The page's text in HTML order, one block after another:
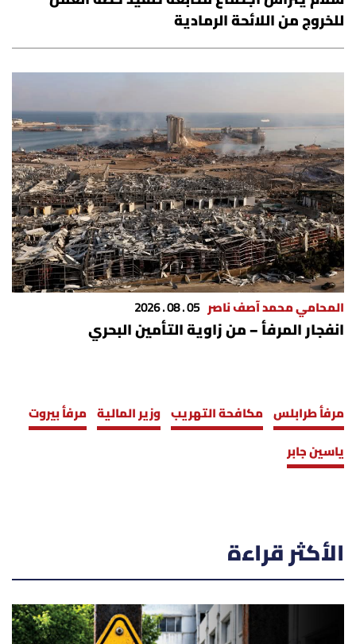
للخروج من اللائحة الرمادية
المحامي محمد آصف ناصر 05 . 08 . 2026
انفجار المرفأ – من زاوية التأمين البحري
مرفأ طرابلس مكافحة التهريب وزير المالية مرفأ بيروت
ياسين جابر
الأكثر قراءة